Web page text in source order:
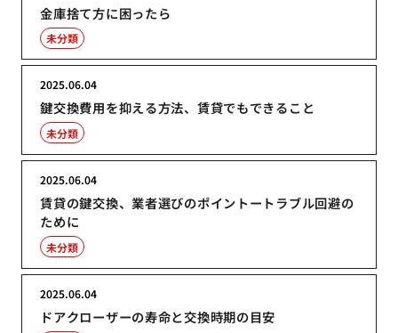
金庫捨て方に困ったら
未分類
鍵交換費用を抑える方法、賃貸でもできること
2025.06.04
未分類
賃貸の鍵交換、業者選びのポイントートラブル回避の
ために
2025.06.04
未分類
ドアクローザーの寿命と交換時期の目安
2025.06.04